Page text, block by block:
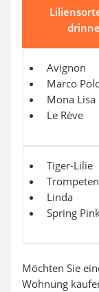
Avignon
Marco
Mona Lisa
Le Rève
Tiger-Lilie
Linda
Spring
Möchten Sie
Wohnung